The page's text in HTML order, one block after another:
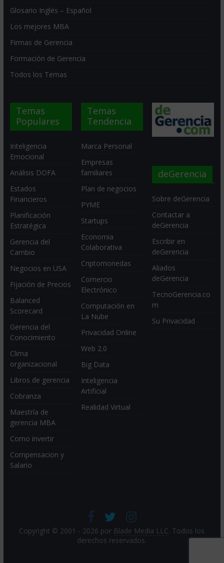
Glosario Inglés – Español
Los mejores MBA
Firmas de Gerencia
Formación de Gerencia
Todos los Temas
Temas
Populares
Inteligencia
Emocional
Análisis DOFA
Estados
Financieros
Planificación
Estratégica
Gerencia del
Cambio
Negocios en USA
Fijación de Precios
Balanced
Scorecard
Gerencia del
Conocimiento
Clima
organizacional
Libros de gerencia
Cobranza
Maestría de
gerencia MBA
Como invertir
Compensacion y
Salario
Temas
Tendencia
Marca Personal
Empresas
familiares
Plan de negocios
PYME
Startups
Economia
Colaborativa
Criptomonedas
Comercio
Electrónico
Computación en
La Nube
Privacidad Online
Web 2.0
Big Data
Inteligencia
Artificial
Realidad Virtual
deGerencia
Sobre deGerencia
Contactar a
deGerencia
Escribir en
deGerencia
Aliados
deGerencia
TecnoGerencia.co
m
Su Privacidad
Copyright © 2001 - 2026 por Blade Media LLC. Todos los
derechos reservados.